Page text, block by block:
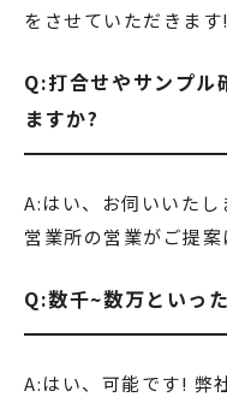
をさせていただきます!
Q:打合せやサンプル
ますか?
A:はい、お伺いいた
営業所の営業がご提案
Q:数千~数万といっ
A:はい、可能です! 弊